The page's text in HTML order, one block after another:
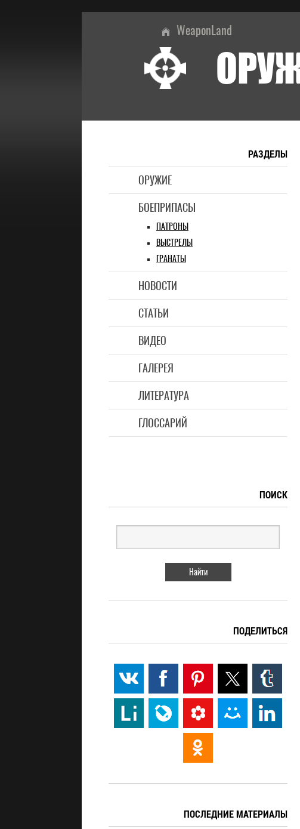
WeaponLand
РАЗДЕЛЫ
ОРУЖИЕ
БОЕПРИПАСЫ
ПАТРОНЫ
ВЫСТРЕЛЫ
ГРАНАТЫ
НОВОСТИ
СТАТЬИ
ВИДЕО
ГАЛЕРЕЯ
ЛИТЕРАТУРА
ГЛОССАРИЙ
ПОИСК
ПОДЕЛИТЬСЯ
ПОСЛЕДНИЕ МАТЕРИАЛЫ